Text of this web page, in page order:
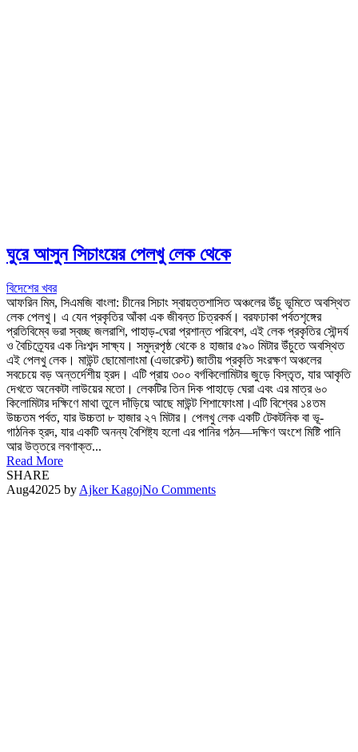
ঘুরে আসুন সিচাংয়ের পেলখু লেক থেকে
বিদেশের খবর
আফরিন মিম, সিএমজি বাংলা: চীনের সিচাং স্বায়ত্তশাসিত অঞ্চলের উঁচু ভূমিতে অবস্থিত
লেক পেলখু। এ যেন প্রকৃতির আঁকা এক জীবন্ত চিত্রকর্ম। বরফঢাকা পর্বতশৃঙ্গের
প্রতিবিম্বে ভরা স্বচ্ছ জলরাশি, পাহাড়-ঘেরা প্রশান্ত পরিবেশ, এই লেক প্রকৃতির সৌন্দর্য
ও বৈচিত্র্যের এক নিঃশব্দ সাক্ষ্য। সমুদ্রপৃষ্ঠ থেকে ৪ হাজার ৫৯০ মিটার উঁচুতে অবস্থিত
এই পেলখু লেক। মাউন্ট ছোমোলাংমা (এভারেস্ট) জাতীয় প্রকৃতি সংরক্ষণ অঞ্চলের
সবচেয়ে বড় অন্তর্দেশীয় হ্রদ। এটি প্রায় ৩০০ বর্গকিলোমিটার জুড়ে বিস্তৃত, যার আকৃতি
দেখতে অনেকটা লাউয়ের মতো। লেকটির তিন দিক পাহাড়ে ঘেরা এবং এর মাত্র ৬০
কিলোমিটার দক্ষিণে মাথা তুলে দাঁড়িয়ে আছে মাউন্ট শিশাফোংমা।এটি বিশ্বের ১৪তম
উচ্চতম পর্বত, যার উচ্চতা ৮ হাজার ২৭ মিটার। পেলখু লেক একটি টেকটনিক বা ভূ-
গাঠনিক হ্রদ, যার একটি অনন্য বৈশিষ্ট্য হলো এর পানির গঠন—দক্ষিণ অংশে মিষ্টি পানি
আর উত্তরে লবণাক্ত...
Read More
SHARE
Aug42025 by Ajker KagojNo Comments